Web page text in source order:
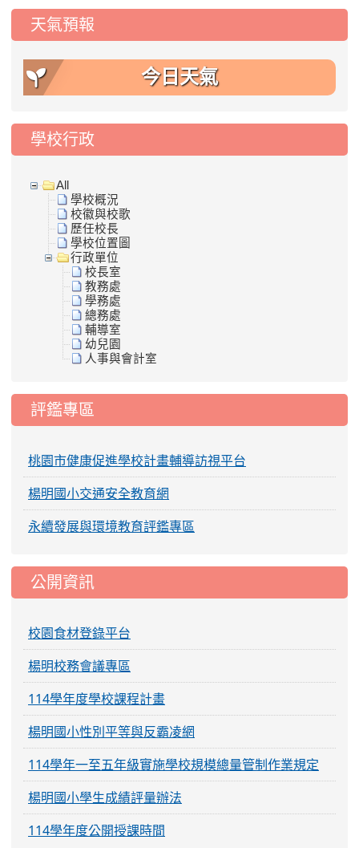
天氣預報
今日天氣
學校行政
All
學校概況
校徽與校歌
歷任校長
學校位置圖
行政單位
校長室
教務處
學務處
總務處
輔導室
幼兒園
人事與會計室
評鑑專區
桃園市健康促進學校計畫輔導訪視平台
楊明國小交通安全教育網
永續發展與環境教育評鑑專區
公開資訊
校園食材登錄平台
楊明校務會議專區
114學年度學校課程計畫
楊明國小性別平等與反霸凌網
114學年一至五年級實施學校規模總量管制作業規定
楊明國小學生成績評量辦法
114學年度公開授課時間